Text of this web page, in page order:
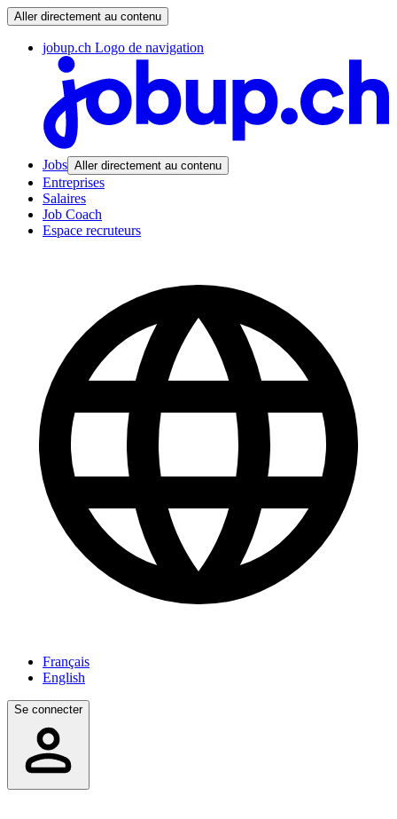
Aller directement au contenu
jobup.ch Logo de navigation
Jobs Aller directement au contenu
Entreprises
Salaires
Job Coach
Espace recruteurs
Français
English
Se connecter